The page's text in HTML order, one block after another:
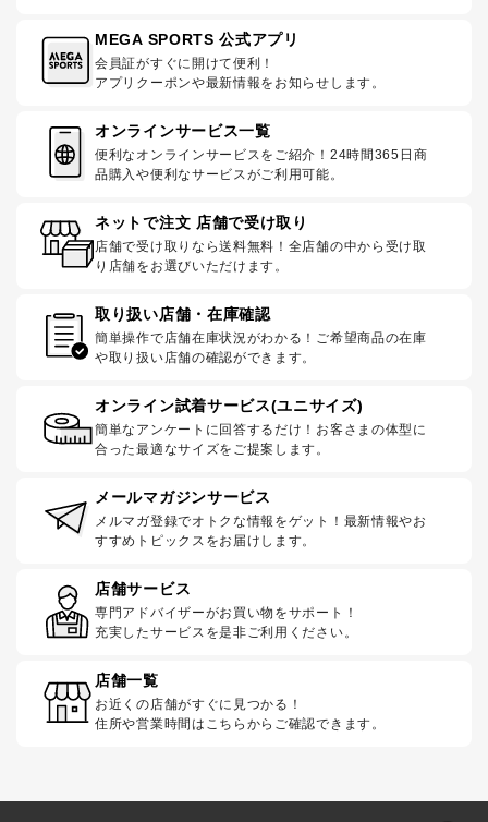
MEGA SPORTS 公式アプリ
会員証がすぐに開けて便利！
アプリクーポンや最新情報をお知らせします。
オンラインサービス一覧
便利なオンラインサービスをご紹介！24時間365日商
品購入や便利なサービスがご利用可能。
ネットで注文 店舗で受け取り
店舗で受け取りなら送料無料！全店舗の中から受け取
り店舗をお選びいただけます。
取り扱い店舗・在庫確認
簡単操作で店舗在庫状況がわかる！ご希望商品の在庫
や取り扱い店舗の確認ができます。
オンライン試着サービス(ユニサイズ)
簡単なアンケートに回答するだけ！お客さまの体型に
合った最適なサイズをご提案します。
メールマガジンサービス
メルマガ登録でオトクな情報をゲット！最新情報やお
すすめトピックスをお届けします。
店舗サービス
専門アドバイザーがお買い物をサポート！
充実したサービスを是非ご利用ください。
店舗一覧
お近くの店舗がすぐに見つかる！
住所や営業時間はこちらからご確認できます。